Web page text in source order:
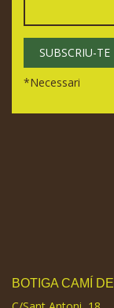
*Necessari
BOTIGA CAMÍ